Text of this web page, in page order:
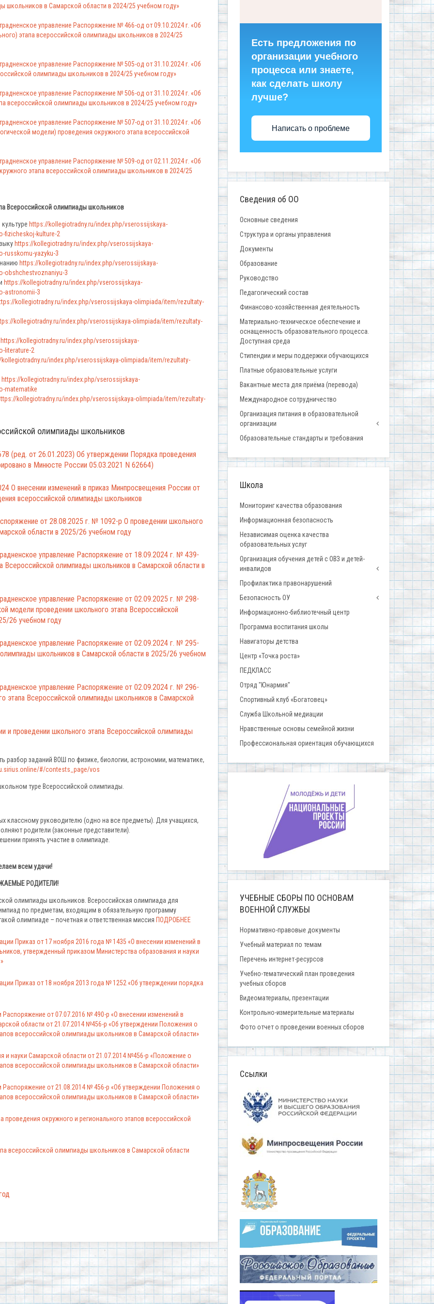
школьников в Самарской области в 2024/25 учебном году»
управление Распоряжение № 466-од от 09.10.2024 г. «Об
этапа всероссийской олимпиады школьников в 2024/25
управление Распоряжение № 505-од от 31.10.2024 г. «Об
олимпиады школьников в 2024/25 учебном году»
управление Распоряжение № 506-од от 31.10.2024 г. «Об
всероссийской олимпиады школьников в 2024/25 учебном году»
управление Распоряжение № 507-од от 31.10.2024 г. «Об
модели) проведения окружного этапа всероссийской
управление Распоряжение № 509-од от 02.11.2024 г. «Об
этапа всероссийской олимпиады школьников в 2024/25
Всероссийской олимпиады школьников
https://kollegiotradny.ru/index.php/vserossijskaya-
fizicheskoj-kulture-2
https://kollegiotradny.ru/index.php/vserossijskaya-
russkomu-yazyku-3
https://kollegiotradny.ru/index.php/vserossijskaya-
obshchestvoznaniyu-3
https://kollegiotradny.ru/index.php/vserossijskaya-
astronomii-3
kollegiotradny.ru/index.php/vserossijskaya-olimpiada/item/rezultaty-
kollegiotradny.ru/index.php/vserossijskaya-olimpiada/item/rezultaty-
https://kollegiotradny.ru/index.php/vserossijskaya-
literature-2
index.php/vserossijskaya-olimpiada/item/rezultaty-
https://kollegiotradny.ru/index.php/vserossijskaya-
matematike
kollegiotradny.ru/index.php/vserossijskaya-olimpiada/item/rezultaty-
олимпиады школьников
(ред. от 26.01.2023) Об утверждении Порядка проведения
в Минюсте России 05.03.2021 N 62664)
О внесении изменений в приказ Минпросвещения России от
всероссийской олимпиады школьников
от 28.08.2025 г. № 1092-р О проведении школьного
области в 2025/26 учебном году
управление Распоряжение от 18.09.2024 г. № 439-
олимпиады школьников в Самарской области в
управление Распоряжение от 02.09.2025 г. № 298-
модели проведении школьного этапа Всероссийской
26 учебном году
управление Распоряжение от 02.09.2024 г. № 295-
школьников в Самарской области в 2025/26 учебном
управление Распоряжение от 02.09.2024 г. № 296-
этапа Всероссийской олимпиады школьников в Самарской
и проведении школьного этапа Всероссийской олимпиады
разбор заданий ВОШ по физике, биологии, астрономии, математике,
#/contests_page/vos
туре Всероссийской олимпиады.
классному руководителю (одно на все предметы). Для учащихся,
родители (законные представители).
принять участие в олимпиаде.
всем удачи!
РОДИТЕЛИ!
олимпиады школьников. Всероссийская олимпиада для
по предметам, входящим в обязательную программу
олимпиаде – почетная и ответственная миссия ПОДРОБНЕЕ
Приказ от 17 ноября 2016 года № 1435 «О внесении изменений в
утвержденный приказом Министерства образования и науки
Приказ от 18 ноября 2013 года № 1252 «Об утверждении порядка
от 07.07.2016 № 490-р «О внесении изменений в
области от 21.07.2014 №456-р «Об утверждении Положения о
всероссийской олимпиады школьников в Самарской области»
и науки Самарской области от 21.07.2014 №456-р «Положение о
всероссийской олимпиады школьников в Самарской области»
от 21.08.2014 № 456-р «Об утверждении Положения о
всероссийской олимпиады школьников в Самарской области»
окружного и регионального этапов всероссийской
всероссийской олимпиады школьников в Самарской области
Есть предложения по
организации учебного
процесса или знаете,
как сделать школу
лучше?
Написать о проблеме
Сведения об ОО
Основные сведения
Структура и органы управления
Документы
Образование
Руководство
Педагогический состав
Финансово-хозяйственная деятельность
Материально-техническое обеспечение и
оснащенность образовательного процесса.
Доступная среда
Стипендии и меры поддержки обучающихся
Платные образовательные услуги
Вакантные места для приёма (перевода)
Международное сотрудничество
Организация питания в образовательной
организации
Образовательные стандарты и требования
Школа
Мониторинг качества образования
Информационная безопасность
Независимая оценка качества
образовательных услуг
Организация обучения детей с ОВЗ и детей-
инвалидов
Профилактика правонарушений
Безопасность ОУ
Информационно-библиотечный центр
Программа воспитания школы
Навигаторы детства
Центр «Точка роста»
ПЕДКЛАСС
Отряд "Юнармия"
Спортивный клуб «Богатовец»
Служба Школьной медиации
Нравственные основы семейной жизни
Профессиональная ориентация обучающихся
УЧЕБНЫЕ СБОРЫ ПО ОСНОВАМ
ВОЕННОЙ СЛУЖБЫ
Нормативно-правовые документы
Учебный материал по темам
Перечень интернет-ресурсов
Учебно-тематический план проведения
учебных сборов
Видеоматериалы, презентации
Контрольно-измерительные материалы
Фото отчет о проведении военных сборов
Ссылки